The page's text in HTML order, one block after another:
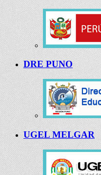
DRE PUNO
UGEL MELGAR